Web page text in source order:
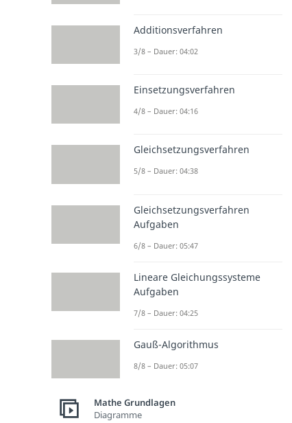
Additionsverfahren
3/8 – Dauer: 04:02
Einsetzungsverfahren
4/8 – Dauer: 04:16
Gleichsetzungsverfahren
5/8 – Dauer: 04:38
Gleichsetzungsverfahren
Aufgaben
6/8 – Dauer: 05:47
Lineare Gleichungssysteme
Aufgaben
7/8 – Dauer: 04:25
Gauß-Algorithmus
8/8 – Dauer: 05:07
Mathe Grundlagen
Diagramme